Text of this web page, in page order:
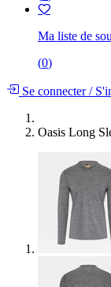
Ma liste de
(0)
Se connecter/
Oasis Long